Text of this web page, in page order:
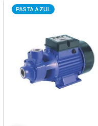
PASTA AZUL